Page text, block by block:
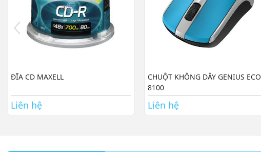
ĐĨA CD MAXELL
Liên hệ
CHUỘT KHÔNG DÂY GENIUS ECO
8100
Liên hệ